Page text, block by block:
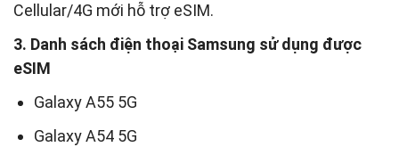
Cellular/4G mới hỗ trợ eSIM.
3. Danh sách điện thoại Samsung sử dụng được
eSIM
Galaxy A55 5G
Galaxy A54 5G